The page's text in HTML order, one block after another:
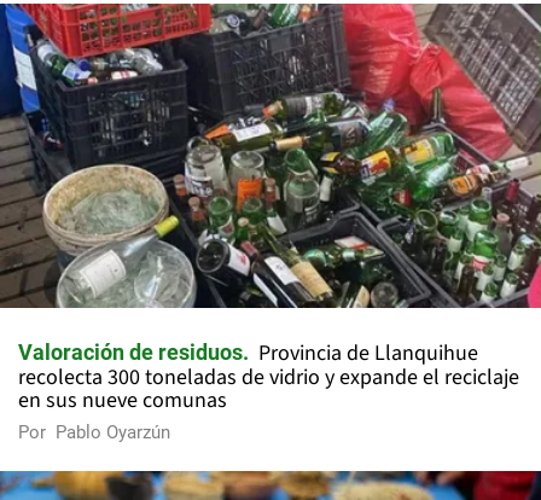
Valoración de residuos
Provincia de Llanquihue
recolecta 300 toneladas de vidrio y expande el reciclaje
en sus nueve comunas
Por Pablo Oyarzún